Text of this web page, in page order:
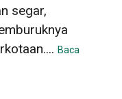
segar,
Baca